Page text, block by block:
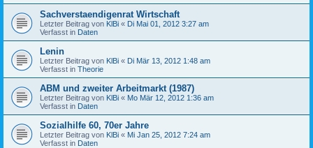
Sachverstaendigenrat Wirtschaft
Letzter Beitrag von KlBi « Di Mai 01, 2012 3:27 am
Verfasst in Daten
Lenin
Letzter Beitrag von KlBi « Di Mär 13, 2012 1:48 am
Verfasst in Theorie
ABM und zweiter Arbeitmarkt (1987)
Letzter Beitrag von KlBi « Mo Mär 12, 2012 1:36 am
Verfasst in Daten
Sozialhilfe 60, 70er Jahre
Letzter Beitrag von KlBi « Mi Jan 25, 2012 7:24 am
Verfasst in Daten